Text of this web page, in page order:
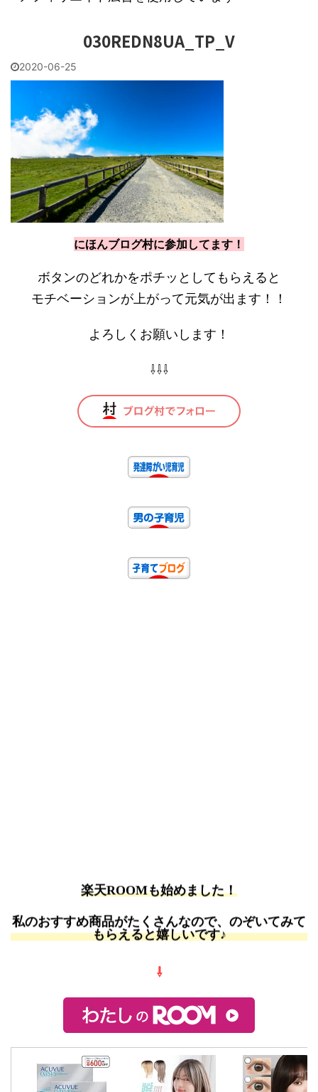
030REDN8UA_TP_V
2020-06-25
にほんブログ村に参加してます！
ボタンのどれかをポチッとしてもらえると
モチベーションが上がって元気が出ます！！
よろしくお願いします！
⇩⇩⇩
楽天ROOMも始めました！
私のおすすめ商品がたくさんなので、のぞいてみて
もらえると嬉しいです♪
⇩